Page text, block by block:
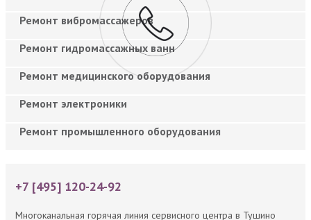
Ремонт вибромассажеров
Ремонт гидромассажных ванн
Ремонт медицинского оборудования
Ремонт электроники
Ремонт промышленного оборудования
+7 [495] 120-24-92
Многоканальная горячая линия сервисного центра в Тушино